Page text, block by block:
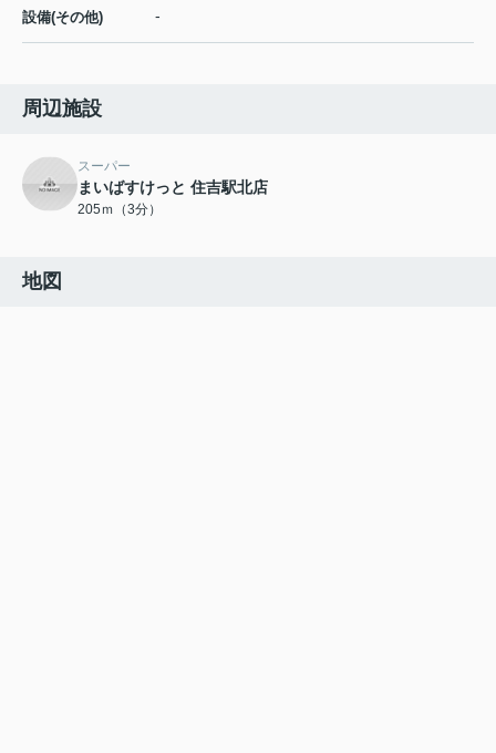
設備(その他) -
周辺施設
スーパー
まいばすけっと 住吉駅北店
205ｍ（3分）
地図